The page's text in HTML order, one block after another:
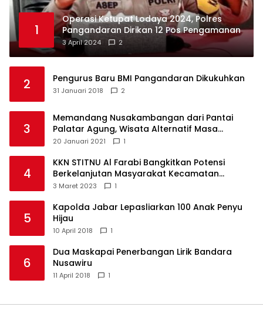
1
Operasi Ketupat Lodaya 2024, Polres
Pangandaran Dirikan 12 Pos Pengamanan
3 April 2024 2
2 Pengurus Baru BMI Pangandaran Dikukuhkan
31 Januari 2018 2
3
Memandang Nusakambangan dari Pantai
Palatar Agung, Wisata Alternatif Masa
Pandemi
20 Januari 2021 1
4
KKN STITNU Al Farabi Bangkitkan Potensi
Berkelanjutan Masyarakat Kecamatan
Langkaplancar
3 Maret 2023 1
5
Kapolda Jabar Lepasliarkan 100 Anak Penyu
Hijau
10 April 2018 1
6
Dua Maskapai Penerbangan Lirik Bandara
Nusawiru
11 April 2018 1